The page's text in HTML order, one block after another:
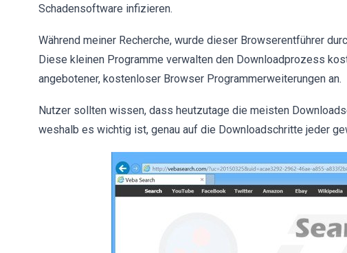
Schadensoftware infizieren.
Während meiner Recherche, wurde dieser Browserentführer
Diese kleinen Programme verwalten den Downloadprozess
angebotener, kostenloser Browser Programmerweiterungen an.
Nutzer sollten wissen, dass heutzutage die meisten
weshalb es wichtig ist, genau auf die Downloadschritte jeder